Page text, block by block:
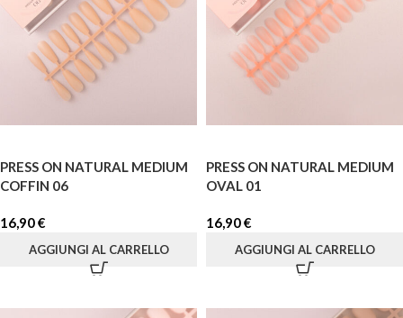
PRESS ON NATURAL MEDIUM
COFFIN 06
16,90€
AGGIUNGI AL CARRELLO
PRESS ON NATURAL MEDIUM
OVAL 01
16,90€
AGGIUNGI AL CARRELLO